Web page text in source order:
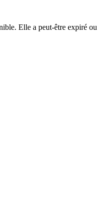
Elle a peut-être expiré ou